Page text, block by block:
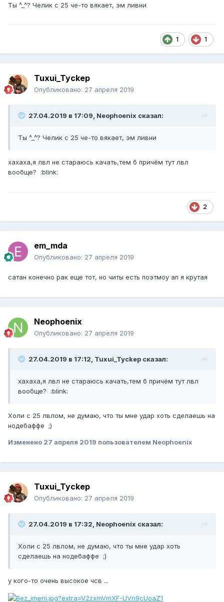
Ты ^_^? Челик с 25 че-то вякает, эм ливни
1 1
Tuxui_Tyckep
Опубликовано: 27 апреля 2019
27.04.2019 в 17:09, Neophoenix сказал:
Ты ^_^? Челик с 25 че-то вякает, эм ливни
хахаха,я лвл не стараюсь качать,тем б причём тут лвл
вообще? :blink:
2
em_mda
Опубликовано: 27 апреля 2019
сатан конечно рак еще тот, но читы есть поэтмоу ап я крутая
Neophoenix
Опубликовано: 27 апреля 2019
27.04.2019 в 17:12, Tuxui_Tyckep сказал:
хахаха,я лвл не стараюсь качать,тем б причём тут лвл
вообще? :blink:
Холи с 25 лвлом, не думаю, что ты мне удар хоть сделаешь на
нодебаффе ;)
Изменено 27 апреля 2019 пользователем Neophoenix
Tuxui_Tyckep
Опубликовано: 27 апреля 2019
27.04.2019 в 17:32, Neophoenix сказал:
Холи с 25 лвлом, не думаю, что ты мне удар хоть
сделаешь на нодебаффе ;)
у кого-то очень высокое чсв ...